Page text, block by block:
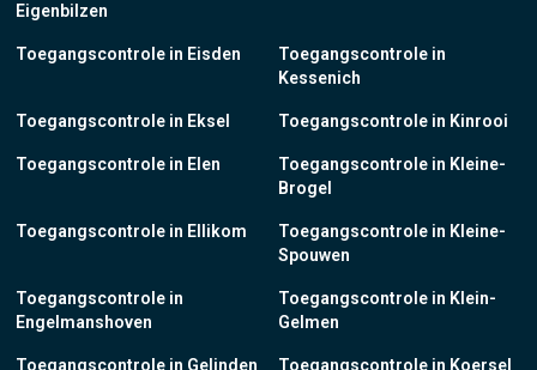
Eigenbilzen
Toegangscontrole in Eisden
Toegangscontrole in Eksel
Toegangscontrole in Elen
Toegangscontrole in Ellikom
Toegangscontrole in
Engelmanshoven
Toegangscontrole in Gelinden
Toegangscontrole in
Kessenich
Toegangscontrole in Kinrooi
Toegangscontrole in Kleine-
Brogel
Toegangscontrole in Kleine-
Spouwen
Toegangscontrole in Klein-
Gelmen
Toegangscontrole in Koersel